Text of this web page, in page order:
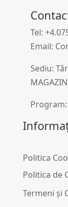
Tel:
Email:
Sediu:
Politica
Politica de
Termeni și